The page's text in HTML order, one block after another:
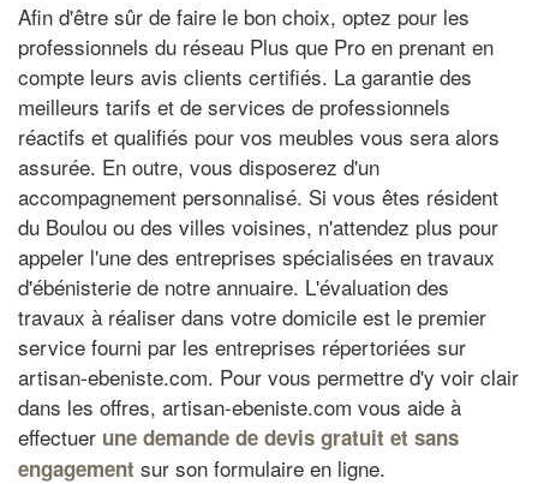
Afin d'être sûr de faire le bon choix, optez pour les
professionnels du réseau Plus que Pro en prenant en
compte leurs avis clients certifiés. La garantie des
meilleurs tarifs et de services de professionnels
réactifs et qualifiés pour vos meubles vous sera alors
assurée. En outre, vous disposerez d'un
accompagnement personnalisé. Si vous êtes résident
du Boulou ou des villes voisines, n'attendez plus pour
appeler l'une des entreprises spécialisées en travaux
d'ébénisterie de notre annuaire. L'évaluation des
travaux à réaliser dans votre domicile est le premier
service fourni par les entreprises répertoriées sur
artisan-ebeniste.com. Pour vous permettre d'y voir clair
dans les offres, artisan-ebeniste.com vous aide à
effectuer une demande de devis gratuit et sans
engagement sur son formulaire en ligne.